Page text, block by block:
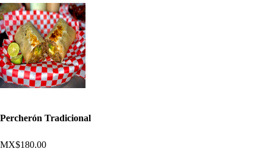
Percherón Tradicional
MX$180.00